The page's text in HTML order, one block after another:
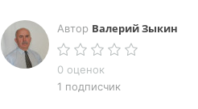
Автор Валерий Зыкин
0 оценок
1 подписчик